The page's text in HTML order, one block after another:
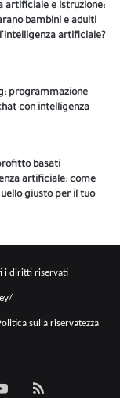
artificiale e istruzione:
bambini e adulti
artificiale?
programmazione
con intelligenza
basati
artificiale: come
giusto per il tuo
i diritti riservati
sulla riservatezza
YoutubeRiepilogo